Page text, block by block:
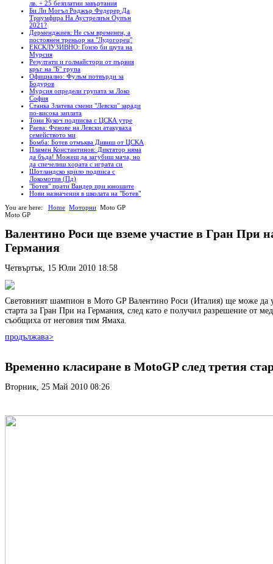
лв. + 25 безплатни завъртания
Би Ли Могъл Роджър Федерер Да
Триумфира На Аустрелиън Оупън
2021?
Дерменджиев: Не съм временен, а
постоянен треньор на "Лудогорец"
ЕКСКЛУЗИВНО: Гонзо би шута на
Мурсия
Резултати и голмайстори от първия
кръг на "Б" група
Официално: Фулъм потвърди за
Бодуров
Мурсия определи групата за Локо
София
Станка Златева смени "Левски" заради
по-висока заплата
Тони Кукоч подписва с ЦСКА утре
Раева: Фенове на Левски атакуваха
семейството ми
Бомба: Ботев отмъква Дивиш от ЦСКА
Пламен Константинов: Диктатор няма
да бъда! Можеш да загубиш мача, но
да спечелиш хората с играта си
Шотландско крило подписа с
Локомотив (Пд)
"Ботев" прати Вандер при юношите
Нови назначения в школата на "Ботев"
You are here: Home Моторни Moto GP
Moto GP
Валентино Роси ще вземе участие в Гран При
Германия
Четвъртък, 15 Юли 2010 18:58
Световният шампион в Мото GP Валентино Роси (Италия) ще може да
старта за Гран При на Германия, след като е получил разрешение от
съобщиха от неговия тим Ямаха.
продължава>
Временно класиране в MotoGP след третия
Вторник, 25 Май 2010 08:26